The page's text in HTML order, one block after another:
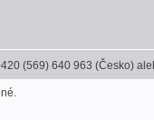
(569) 640 963 (Česko)